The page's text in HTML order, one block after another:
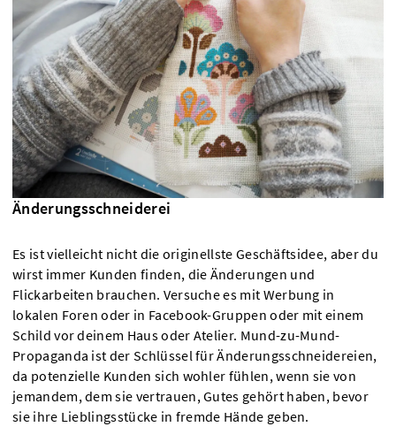
Änderungsschneiderei
Es ist vielleicht nicht die originellste Geschäftsidee, aber du
wirst immer Kunden finden, die Änderungen und
Flickarbeiten brauchen. Versuche es mit Werbung in
lokalen Foren oder in Facebook-Gruppen oder mit einem
Schild vor deinem Haus oder Atelier. Mund-zu-Mund-
Propaganda ist der Schlüssel für Änderungsschneidereien,
da potenzielle Kunden sich wohler fühlen, wenn sie von
jemandem, dem sie vertrauen, Gutes gehört haben, bevor
sie ihre Lieblingsstücke in fremde Hände geben.